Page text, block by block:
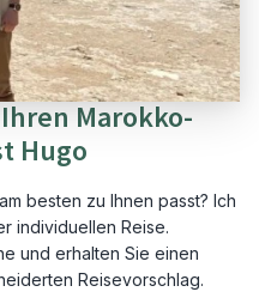
Marokko-
Hugo
besten zu Ihnen passt? Ich
individuellen Reise.
und erhalten Sie einen
Reisevorschlag.